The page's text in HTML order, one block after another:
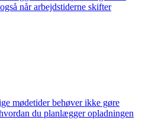
når arbejdstiderne skifter
mødetider behøver ikke gøre
du planlægger opladningen